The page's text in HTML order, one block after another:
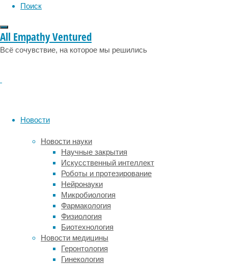
Поиск
All Empathy Ventured
Всё сочувствие, на которое мы решились
Новости
Новости науки
Научные закрытия
Искусственный интеллект
Роботы и протезирование
Нейронауки
Микробиология
Фармакология
Физиология
Биотехнология
Новости медицины
Геронтология
Гинекология
Caenorhabditis
elegans
воздуху
прикрепляясь
естественно
заряженным
объектам.
Работа
опубликована
журнале
Current
Biology.